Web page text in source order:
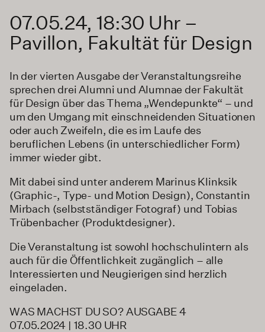
07.05.24, 18:30 Uhr –
Pavillon, Fakultät für Design
In der vierten Ausgabe der Veranstaltungsreihe
sprechen drei Alumni und Alumnae der Fakultät
für Design über das Thema „Wendepunkte“ – und
um den Umgang mit einschneidenden Situationen
oder auch Zweifeln, die es im Laufe des
beruflichen Lebens (in unterschiedlicher Form)
immer wieder gibt.
Mit dabei sind unter anderem Marinus Klinksik
(Graphic-, Type- und Motion Design), Constantin
Mirbach (selbstständiger Fotograf) und Tobias
Trübenbacher (Produktdesigner).
Die Veranstaltung ist sowohl hochschulintern als
auch für die Öffentlichkeit zugänglich – alle
Interessierten und Neugierigen sind herzlich
eingeladen.
WAS MACHST DU SO? AUSGABE 4
07.05.2024 | 18.30 UHR